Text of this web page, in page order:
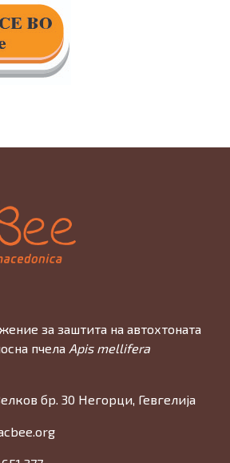
за заштита на автохтоната
пчела Apis mellifera
бр. 30 Негорци, Гевгелија